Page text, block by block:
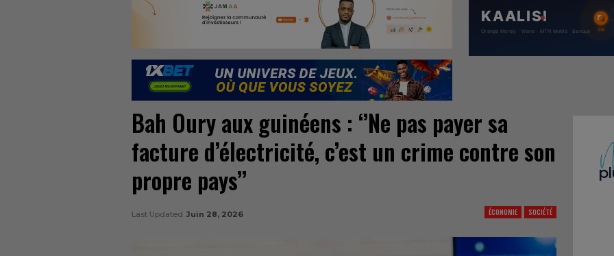
Bah Oury aux guinéens : ‘’Ne pas payer sa
facture d’électricité, c’est un crime contre son
propre pays’’
ÉCONOMIE SOCIÉTÉ
Last Updated Juin 28, 2026